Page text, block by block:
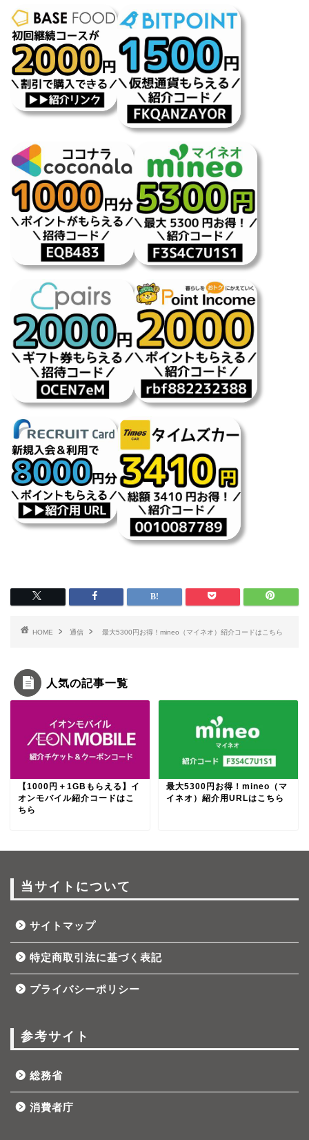
HOME 通信 最大5300円お得！mineo（マイネオ）紹介コードはこちら
人気の記事一覧
【1000円＋1GBもらえる】イ
オンモバイル紹介コードはこ
ちら
最大5300円お得！mineo（マ
イネオ）紹介用URLはこちら
当サイトについて
サイトマップ
特定商取引法に基づく表記
プライバシーポリシー
参考サイト
総務省
消費者庁